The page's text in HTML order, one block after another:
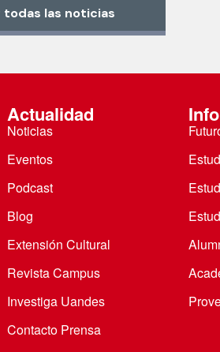
todas las noticias
Actualidad
Noticias
Eventos
Podcast
Blog
Extensión Cultural
Revista Campus
Investiga Uandes
Contacto Prensa